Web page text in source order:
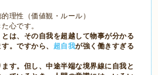
理性（価値観・ルール）
心です。
は、その自我を超越して物事が分かる
。ですから、 超自我が強く働きすぎる
す。但し、中途半端な境界線に自我と